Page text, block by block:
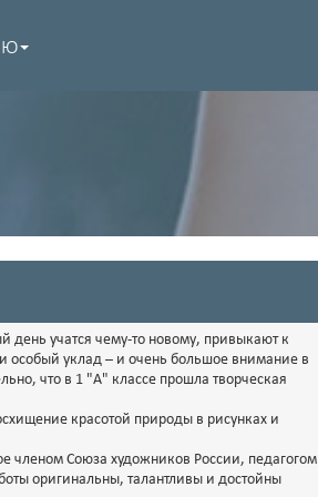
день учатся чему-то новому, привыкают к
особый уклад – и очень большое внимание в
что в 1 "А" классе прошла творческая
красотой природы в рисунках и
членом Союза художников России, педагогом
оригинальны, талантливы и достойны